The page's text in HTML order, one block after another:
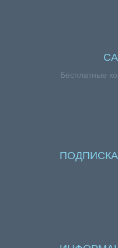
Бесплатные
ПОДПИСКА